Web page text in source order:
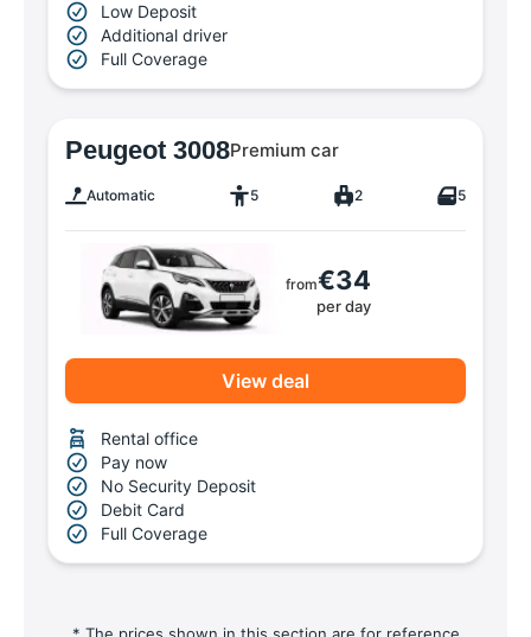
Low Deposit
Additional driver
Full Coverage
Peugeot 3008Premium car
Automatic 5 2 5
from€34
per day
View deal
Rental office
Pay now
No Security Deposit
Debit Card
Full Coverage
* The prices shown in this section are for reference